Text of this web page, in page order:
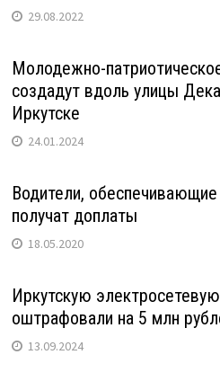
29.08.2022
Молодежно-
создадут вдоль улицы
Иркутске
24.01.2024
Водители,
получат доплаты
18.05.2020
Иркутскую
оштрафовали на 5 млн
13.09.2024